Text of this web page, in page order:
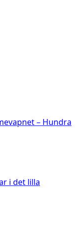
– Hundra
i det lilla